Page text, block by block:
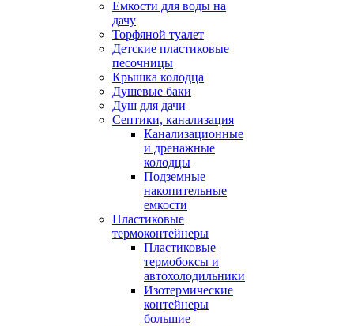
Емкости для воды на
дачу
Торфяной туалет
Детские пластиковые
песочницы
Крышка колодца
Душевые баки
Душ для дачи
Септики, канализация
Канализационные
и дренажные
колодцы
Подземные
накопительные
емкости
Пластиковые
термоконтейнеры
Пластиковые
термобоксы и
автохолодильники
Изотермические
контейнеры
большие